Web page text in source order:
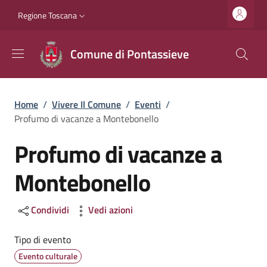
Slim top
Regione Toscana
Comune di Pontassieve
Briciole di pane
Home / Vivere Il Comune / Eventi /
Profumo di vacanze a Montebonello
Profumo di vacanze a
Montebonello
Condividi Vedi azioni
Tipo di evento
Evento culturale